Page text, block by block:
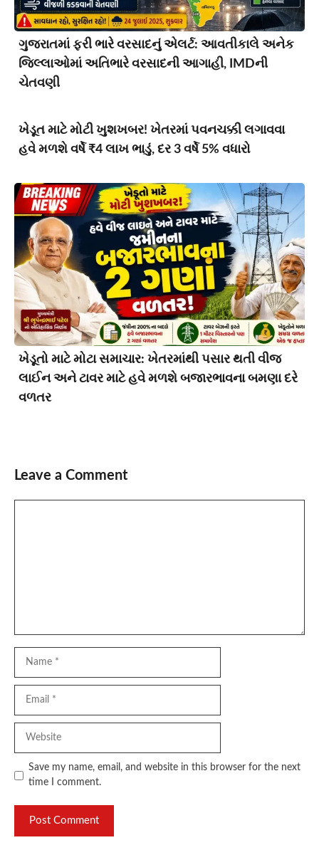
ગુજરાતમાં ફરી ભારે વરસાદનું એલર્ટ: આવતીકાલે અનેક
જિલ્લાઓમાં અતિભારે વરસાદની આગાહી, IMDની
ચેતવણી
ખેડૂત માટે મોટી ખુશખબર! ખેતરમાં પવનચક્કી લગાવવા
હવે મળશે વર્ષે ₹4 લાખ ભાડું, દર 3 વર્ષે 5% વધારો
ખેડૂતો માટે મોટા સમાચાર: ખેતરમાંથી પસાર થતી વીજ
લાઈન અને ટાવર માટે હવે મળશે બજારભાવના બમણા દરે
વળતર
Leave a Comment
Save my name, email, and website in this browser for the next
time I comment.